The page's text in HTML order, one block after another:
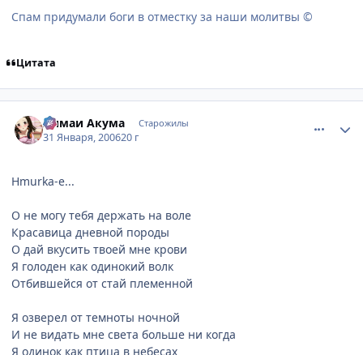
Спам придумали боги в отместку за наши молитвы ©
Цитата
Аимаи Акума Старожилы
31 Января, 200620 г
Hmurka-е...
О не могу тебя держать на воле
Красавица дневной породы
О дай вкусить твоей мне крови
Я голоден как одинокий волк
Отбившейся от стай племенной
Я озверел от темноты ночной
И не видать мне света больше ни когда
Я одинок как птица в небесах